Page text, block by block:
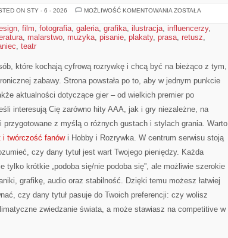
ON STY - 6 - 2026 MOŻLIWOŚĆ KOMENTOWANIA WYDARZENIA
ZOSTAŁA
, film, fotografia, galeria, grafika, ilustracja, influencerzy,
, malarstwo, muzyka, pisanie, plakaty, prasa, retusz,
, teatr
które kochają cyfrową rozrywkę i chcą być na bieżąco z tym,
zabawy. Strona powstała po to, aby w jednym punkcie
aktualności dotyczące gier – od wielkich premier po
interesują Cię zarówno hity AAA, jak i gry niezależne, na
przygotowane z myślą o różnych gustach i stylach grania. Warto
i twórczość fanówi Hobby i Rozrywka. W centrum serwisu stoją
czy dany tytuł jest wart Twojego pieniędzy. Każda
tylko krótkie „podoba się/nie podoba się”, ale możliwie szerokie
grafikę, audio oraz stabilność. Dzięki temu możesz łatwiej
czy dany tytuł pasuje do Twoich preferencji: czy wolisz
zwiedzanie świata, a może stawiasz na competitive w